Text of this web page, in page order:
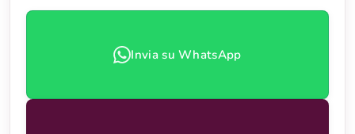
Invia su WhatsApp